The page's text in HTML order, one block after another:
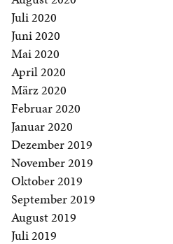
Juli 2020
Juni 2020
Mai 2020
April 2020
März 2020
Februar 2020
Januar 2020
Dezember 2019
November 2019
Oktober 2019
September 2019
August 2019
Juli 2019